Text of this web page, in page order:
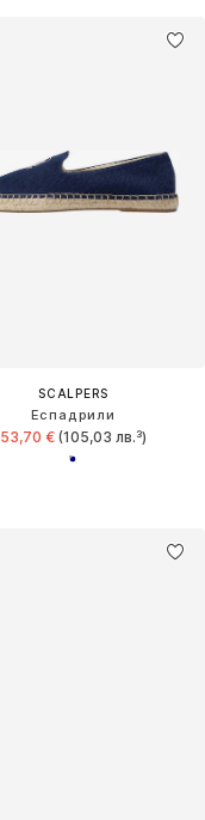
SCALPERS
Еспадрили
53,70 €(105,03 лв.³)